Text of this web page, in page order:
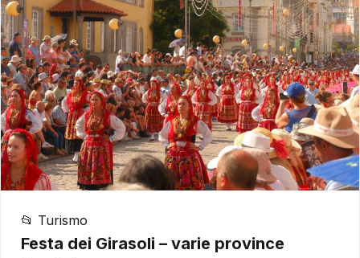
📂 Turismo
Festa dei Girasoli – varie province